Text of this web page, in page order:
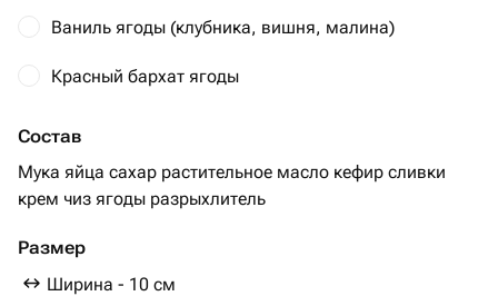
Ваниль ягоды (клубника, вишня, малина)
Красный бархат ягоды
Состав
Мука яйца сахар растительное масло кефир сливки
крем чиз ягоды разрыхлитель
Размер
Ширина - 10 см